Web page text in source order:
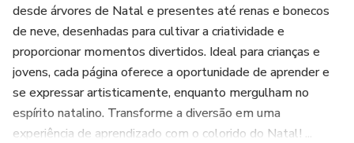
desde árvores de Natal e presentes até renas e bonecos
de neve, desenhadas para cultivar a criatividade e
proporcionar momentos divertidos. Ideal para crianças e
jovens, cada página oferece a oportunidade de aprender e
se expressar artisticamente, enquanto mergulham no
espírito natalino. Transforme a diversão em uma
experiência de aprendizado com o colorido do Natal! ...